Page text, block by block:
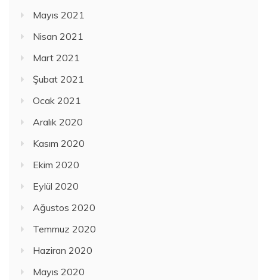
Mayıs 2021
Nisan 2021
Mart 2021
Şubat 2021
Ocak 2021
Aralık 2020
Kasım 2020
Ekim 2020
Eylül 2020
Ağustos 2020
Temmuz 2020
Haziran 2020
Mayıs 2020